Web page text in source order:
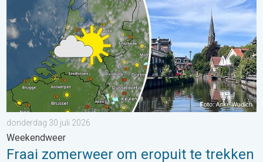
donderdag 30 juli 2026
Weekendweer
Fraai zomerweer om eropuit te trekken